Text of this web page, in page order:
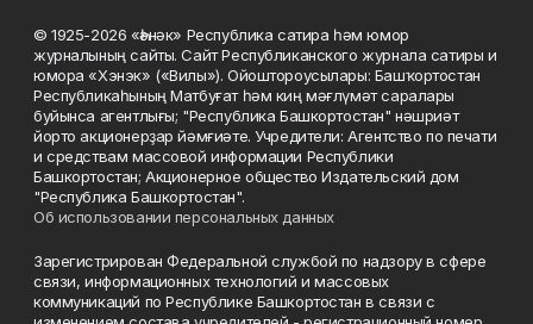
© 1925-2026 «Һәнәк» Республика сатира һәм юмор
журналының сайты. Сайт Республиканского журнала сатиры и
юмора «Хэнэк» («Вилы»). Ойоштороусылары: Башҡортостан
Республикаһының Матбуғат һәм киң мәғлүмәт саралары
буйынса агентлығы; "Республика Башкортостан" нәшриәт
йорто акционерҙар йәмғиәте. Учредители: Агентство по печати
и средствам массовой информации Республики
Башкортостан; Акционерное общество Издательский дом
"Республика Башкортостан".
Об использовании персональных данных
Зарегистрирован Федеральной службой по надзору в сфере
связи, информационных технологий и массовых
коммуникаций по Республике Башкортостан в связи с